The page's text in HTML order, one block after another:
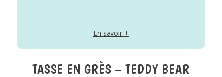
En savoir +
TASSE EN GRÈS – TEDDY BEAR